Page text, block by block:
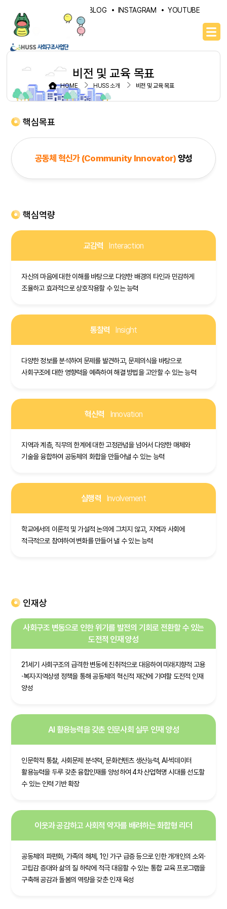
NAVER BLOG INSTAGRAM YOUTUBE
비전 및 교육 목표
HOME HUSS 소개 비전 및 교육 목표
핵심목표
공동체 혁신가 (Community Innovator) 양성
핵심역량
교감력 Interaction
자신의 마음에 대한 이해를 바탕으로 다양한 배경의 타인과 민감하게
조율하고 효과적으로 상호작용할 수 있는 능력
통찰력 Insight
다양한 정보를 분석하여 문제를 발견하고, 문제의식을 바탕으로
사회구조에 대한 영향력을 예측하여 해결 방법을 고안할 수 있는 능력
혁신력 Innovation
지역과 계층, 직무의 한계에 대한 고정관념을 넘어서 다양한 매체와
기술을 융합하여 공동체의 화합을 만들어낼 수 있는 능력
실행력 Involvement
학교에서의 이론적 및 가설적 논의에 그치지 않고, 지역과 사회에
적극적으로 참여하여 변화를 만들어 낼 수 있는 능력
인재상
사회구조 변동으로 인한 위기를 발전의 기회로 전환할 수 있는
도전적 인재 양성
21세기 사회구조의 급격한 변동에 진취적으로 대응하여 미래지향적 고용
·복지·지역상생 정책을 통해 공동체의 혁신적 재건에 기여할 도전적 인재
양성
AI 활용능력을 갖춘 인문사회 실무 인재 양성
인문학적 통찰, 사회문제 분석력, 문화컨텐츠 생산능력, AI·빅데이터
활용능력을 두루 갖춘 융합인재를 양성하여 4차 산업혁명 시대를 선도할
수 있는 인력 기반 확장
이웃과 공감하고 사회적 약자를 배려하는 화합형 리더
공동체의 파편화, 가족의 해체, 1인 가구 급증 등으로 인한 개개인의 소외·
고립감 증대와 삶의 질 하락에 적극 대응할 수 있는 통합 교육 프로그램을
구축해 공감과 돌봄의 역량을 갖춘 인재 육성